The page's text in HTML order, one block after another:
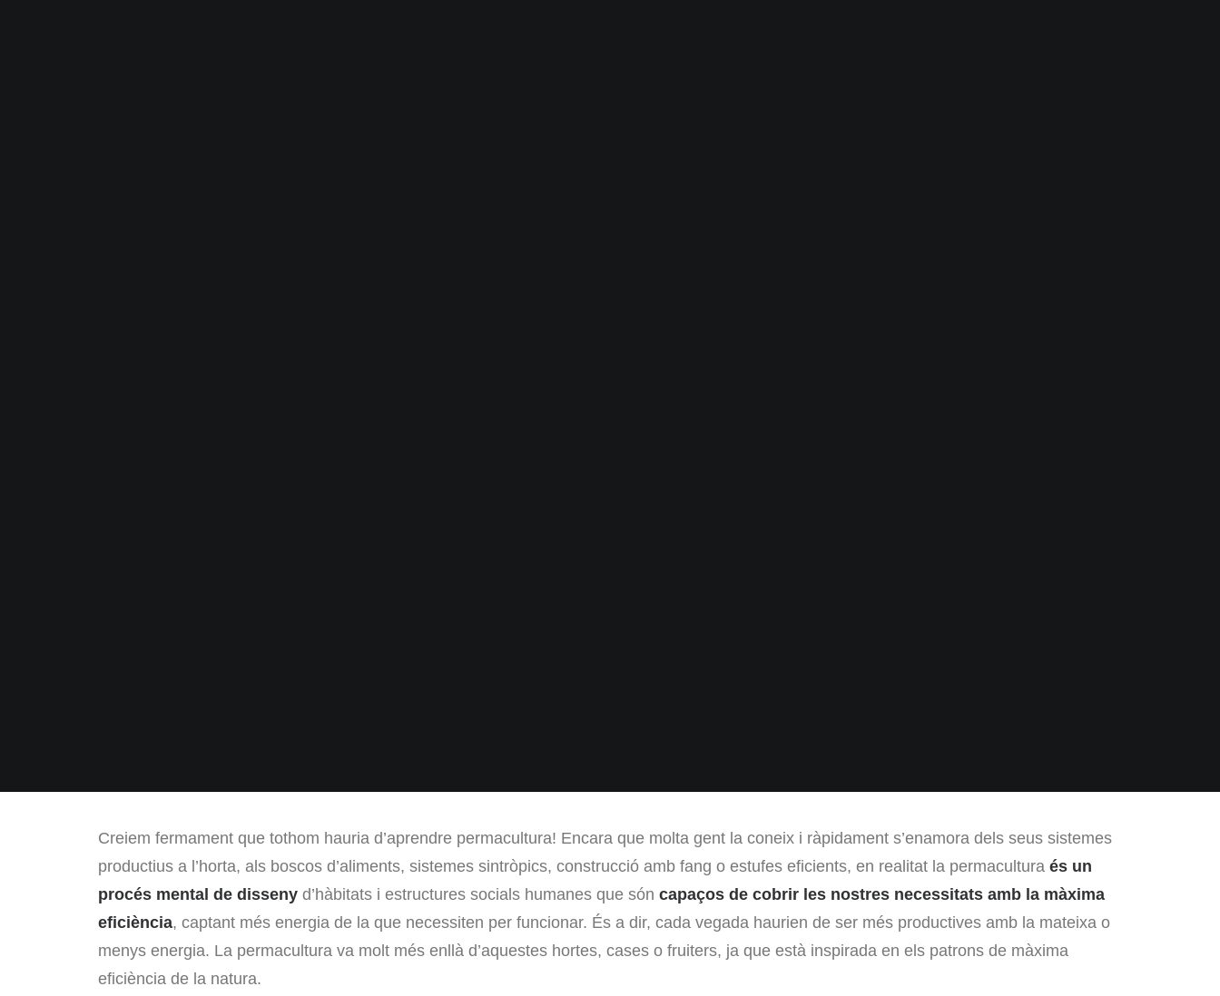
Creiem fermament que tothom hauria d’aprendre permacultura! Encara que molta gent la coneix i ràpidament s’enamora dels seus sistemes
productius a l’horta, als boscos d’aliments, sistemes sintròpics, construcció amb fang o estufes eficients, en realitat la permacultura és un
procés mental de disseny d’hàbitats i estructures socials humanes que són capaços de cobrir les nostres necessitats amb la màxima
eficiència, captant més energia de la que necessiten per funcionar. És a dir, cada vegada haurien de ser més productives amb la mateixa o
menys energia. La permacultura va molt més enllà d’aquestes hortes, cases o fruiters, ja que està inspirada en els patrons de màxima
eficiència de la natura.